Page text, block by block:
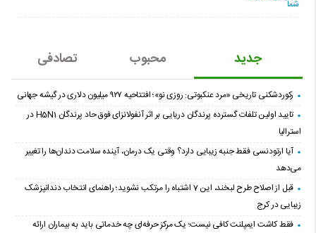
جدید محبوب تصادفی
رکوردشکنی تاریخی «مرد عنکبوتی: روزی نو»؛ افتتاحیه ۹۲۷ میلیون دلاری در گیشه جهانی
تایید اولین تلفات گسترده پرندگان دریایی بر اثر آنفولانزای فوق حاد پرندگان H5N1 در
استرالیا
آیا ارتودنسی فقط جنبه زیبایی دارد؟ وقتی یک درمان، آینده سلامت دندان‌ها را تغییر
می‌دهد
قبل از اصلاح طرح لبخند، این 7 اشتباه را مرتکب نشوید؛ راهنمای انتخاب دندانپزشک
زیبایی در کرج
فقط کاشت ایمپلنت کافی نیست؛ یک مرکز حرفه‌ای چه خدماتی باید به بیماران ارائه